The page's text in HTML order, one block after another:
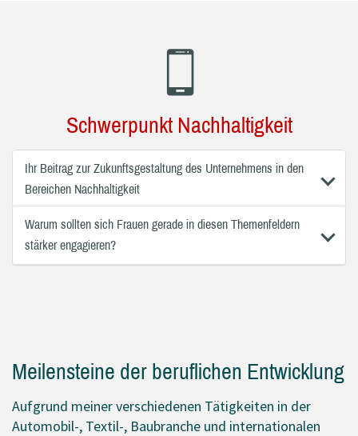
Schwerpunkt Nachhaltigkeit
Ihr Beitrag zur Zukunftsgestaltung des Unternehmens in den
Bereichen Nachhaltigkeit
Warum sollten sich Frauen gerade in diesen Themenfeldern
stärker engagieren?
Meilensteine der beruflichen Entwicklung
Aufgrund meiner verschiedenen Tätigkeiten in der
Automobil-, Textil-, Baubranche und internationalen